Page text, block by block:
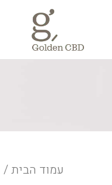
עמוד הבית/